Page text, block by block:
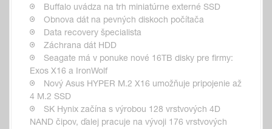
Buffalo uvádza na trh miniatúrne externé SSD
Obnova dát na pevných diskoch počítača
Data recovery špecialista
Záchrana dát HDD
Seagate má v ponuke nové 16TB disky pre firmy:
Exos X16 a IronWolf
Nový Asus HYPER M.2 X16 umožňuje pripojenie až
4 M.2 SSD
SK Hynix začína s výrobou 128 vrstvových 4D
NAND čipov, ďalej pracuje na vývoji 176 vrstvových